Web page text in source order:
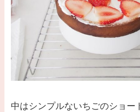
中はシンプルないちごのショー